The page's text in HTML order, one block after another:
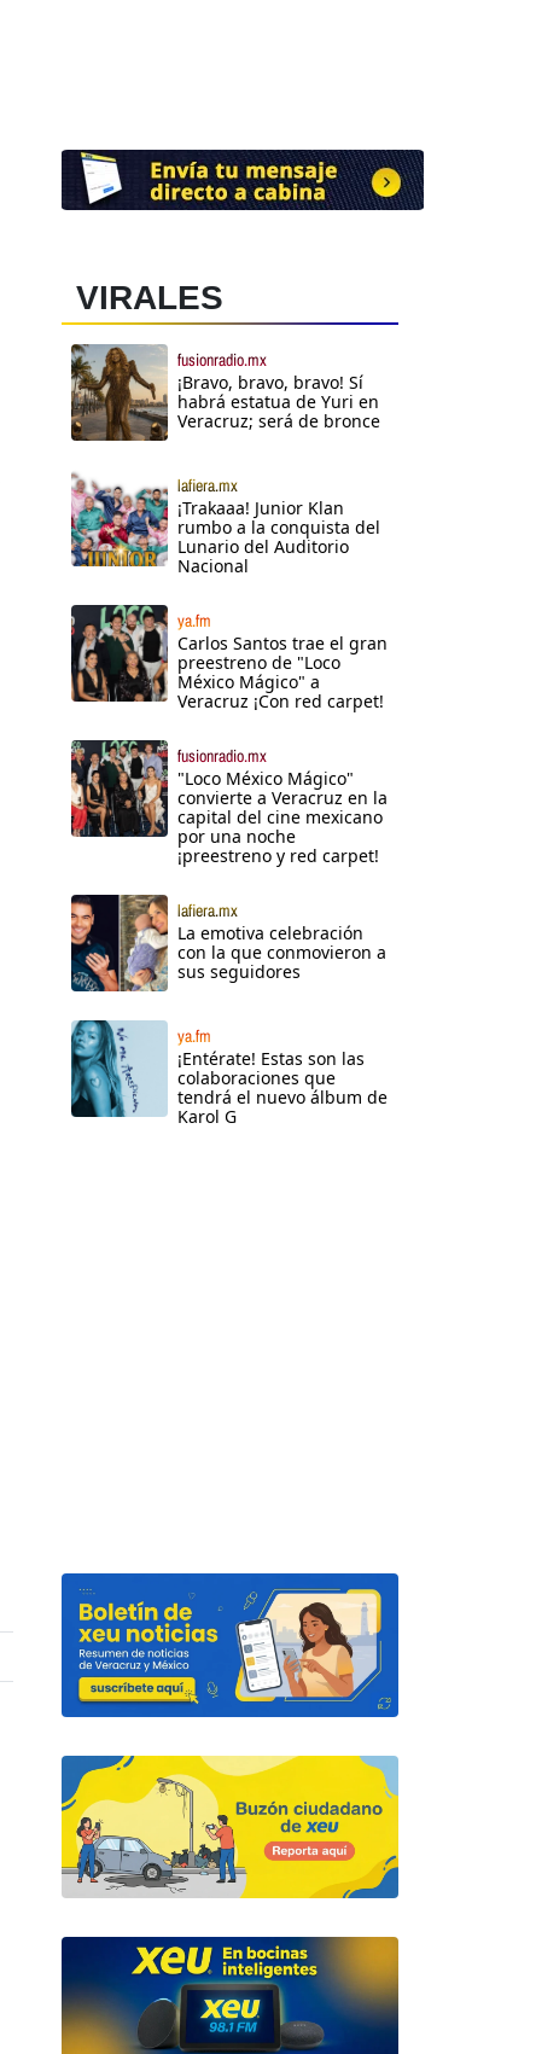
VIRALES
fusionradio.mx
¡Bravo, bravo, bravo! Sí
habrá estatua de Yuri en
Veracruz; será de bronce
lafiera.mx
¡Trakaaa! Junior Klan
rumbo a la conquista del
Lunario del Auditorio
Nacional
ya.fm
Carlos Santos trae el gran
preestreno de "Loco
México Mágico" a
Veracruz ¡Con red carpet!
fusionradio.mx
"Loco México Mágico"
convierte a Veracruz en la
capital del cine mexicano
por una noche
¡preestreno y red carpet!
lafiera.mx
La emotiva celebración
con la que conmovieron a
sus seguidores
ya.fm
¡Entérate! Estas son las
colaboraciones que
tendrá el nuevo álbum de
Karol G